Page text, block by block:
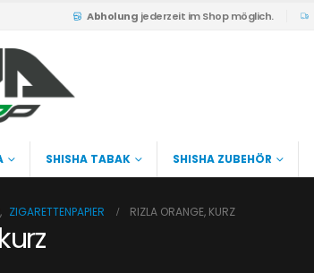
Abholung jederzeit im Shop möglich.
SHISHA TABAK SHISHA ZUBEHÖR
, ZIGARETTENPAPIER RIZLA ORANGE, KURZ